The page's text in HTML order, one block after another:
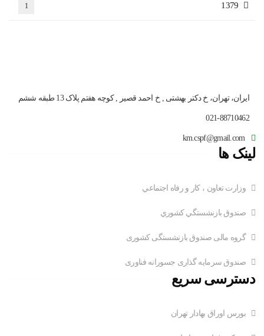
1379
1
ایران، تهران، خ دکتر بهشتی , خ احمد قصیر , کوچه هفتم پلاک 13 طبقه ششم
021-88710462
km.cspf@gmail.com
لینک ها
وزارت تعاون ، کار و رفاه اجتماعي
صندوق بازنشستگي کشوري
گروه مالی صندوق بازنشستگی کشوری
صندوق سرمایه گذاری جسورانه فناوری
دسترسی سریع
بورس اوراق بهادار تهران